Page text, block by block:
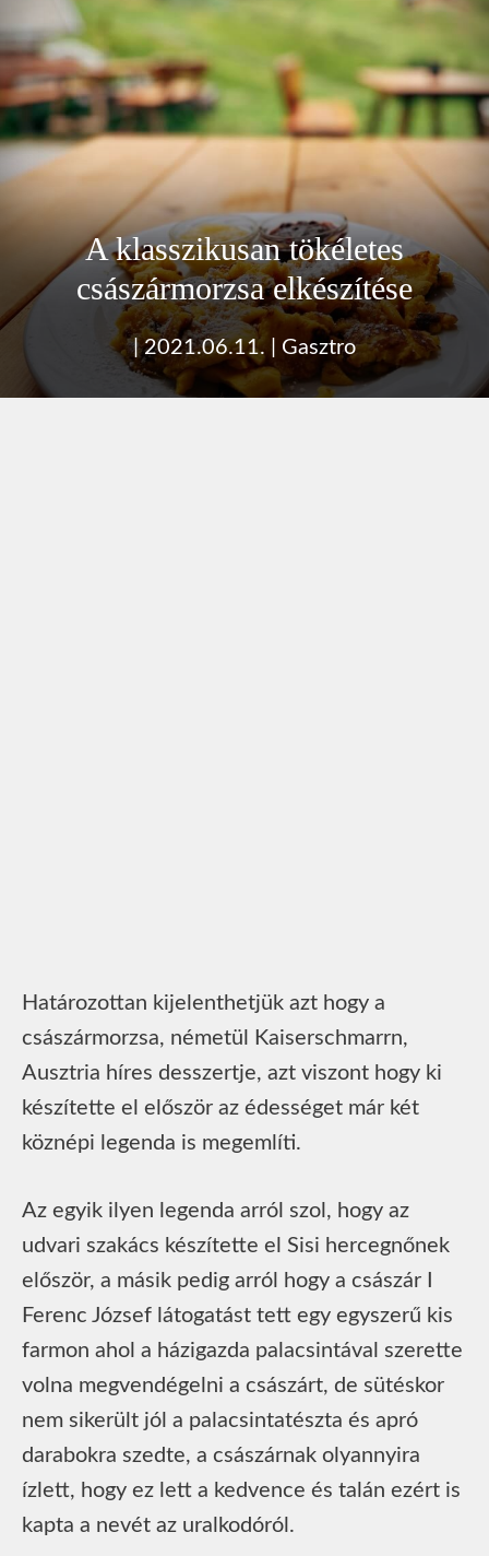
A klasszikusan tökéletes
császármorzsa elkészítése
|2021.06.11. Gasztro
Határozottan kijelenthetjük azt hogy a
császármorzsa, németül Kaiserschmarrn,
Ausztria híres desszertje, azt viszont hogy ki
készítette el először az édességet már két
köznépi legenda is megemlíti.
Az egyik ilyen legenda arról szol, hogy az
udvari szakács készítette el Sisi hercegnőnek
először, a másik pedig arról hogy a császár I
Ferenc József látogatást tett egy egyszerű kis
farmon ahol a házigazda palacsintával szerette
volna megvendégelni a császárt, de sütéskor
nem sikerült jól a palacsintatészta és apró
darabokra szedte, a császárnak olyannyira
ízlett, hogy ez lett a kedvence és talán ezért is
kapta a nevét az uralkodóról.